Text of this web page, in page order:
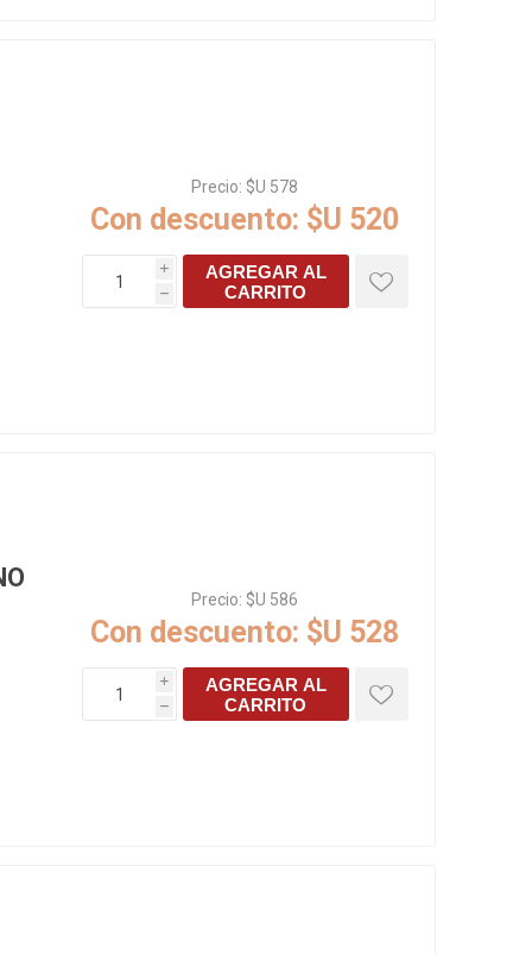
Precio: $U 578
Con descuento: $U 520
i
h
AGREGAR AL
CARRITO
Precio: $U 586
Con descuento: $U 528
i
h
AGREGAR AL
CARRITO